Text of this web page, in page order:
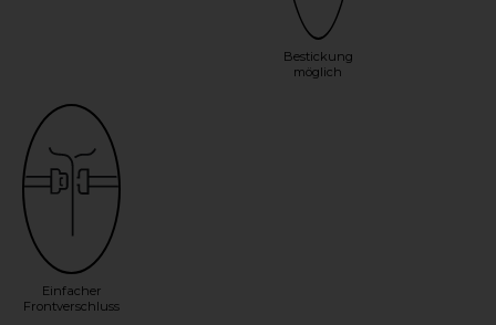
Bestickung
möglich
Einfacher
Frontverschluss